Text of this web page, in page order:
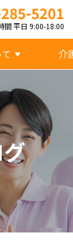
5201
間 平日 9:00-18:00
介